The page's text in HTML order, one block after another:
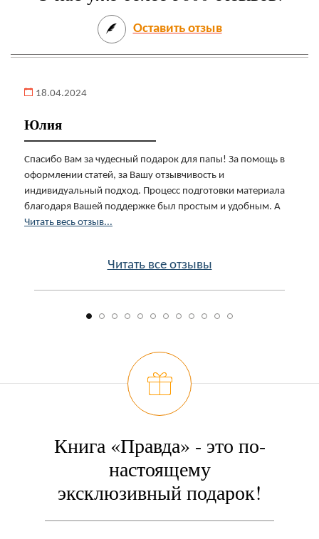
Оставить отзыв
18.04.2024
Юлия
Спасибо Вам за чудесный подарок для папы! За помощь в
оформлении статей, за Вашу отзывчивость и
индивидуальный подход. Процесс подготовки материала
благодаря Вашей поддержке был простым и удобным. А
Читать весь отзыв...
Читать все отзывы
Книга «Правда» - это по-
настоящему
эксклюзивный подарок!